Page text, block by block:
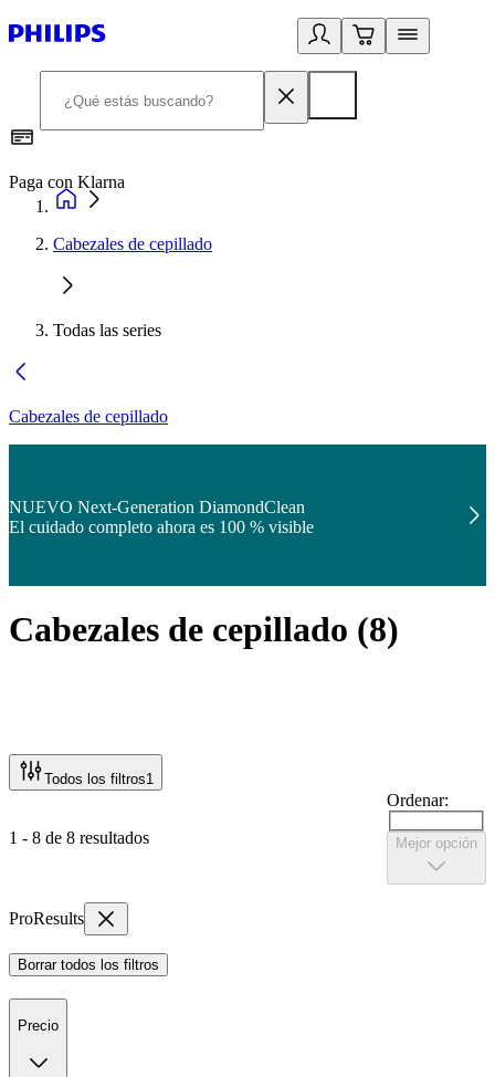
Paga con Klarna
Cabezales de cepillado
Todas las series
Cabezales de cepillado
NUEVO Next-Generation DiamondClean
El cuidado completo ahora es 100 % visible
Cabezales de cepillado (8)
Todos los filtros1
1 - 8 de 8 resultados
Ordenar:
Mejor opción
ProResults
Borrar todos los filtros
Precio